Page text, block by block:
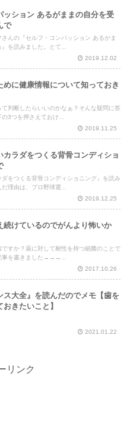
ッション あるがままの自分を受
で
んの『セルフ・コンパッション あるがま
を読みました。とて...
2019.12.02
めに健康情報について知っておき
判断したらいいのかなぁ？そんな疑問に答
3つを押さえておけ...
2019.11.25
カラダをつくる背骨コンディショ
ダをつくる背骨コンディショニング』を読み
理由は、プロ野球選...
2019.12.25
続けているのでがんより怖いか
すか？薬に対して耐性を持つ細菌のことで
事を書きました→→→...
2017.10.26
ス大全』を読んだのでメモ【歯を
きたいこと】
2021.01.22
リンク